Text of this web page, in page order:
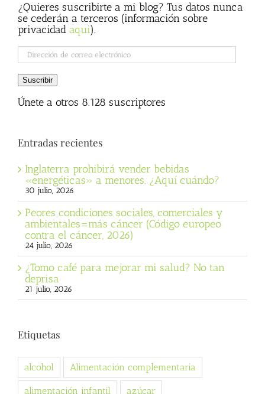
¿Quieres suscribirte a mi blog? Tus datos nunca
se cederán a terceros (información sobre
privacidad aqui).
Dirección
de
correo
electrónico
Suscribir
Únete a otros 8.128 suscriptores
Entradas recientes
Inglaterra prohibirá vender bebidas
«energéticas» a menores. ¿Aquí cuándo?
30 julio, 2026
Peores condiciones sociales, comerciales y
ambientales=más cáncer (Código europeo
contra el cáncer, 2026)
24 julio, 2026
¿Tomo café para mejorar mi salud? No tan
deprisa
21 julio, 2026
Etiquetas
alcohol Alimentación complementaria
alimentación infantil azúcar